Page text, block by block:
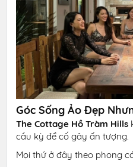
Góc Sống Ảo Đẹp
The Cottage Hồ Tràm Hills
cầu kỳ để cố gây ấn tượng.
Mọi thứ ở đây theo phong